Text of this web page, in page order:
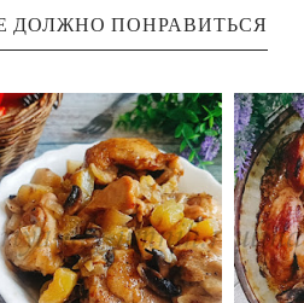
ДОЛЖНО ПОНРАВИТЬСЯ